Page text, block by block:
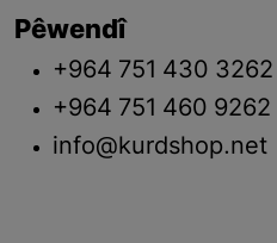
Pêwendî
+964 751 430 3262
+964 751 460 9262
info@kurdshop.net